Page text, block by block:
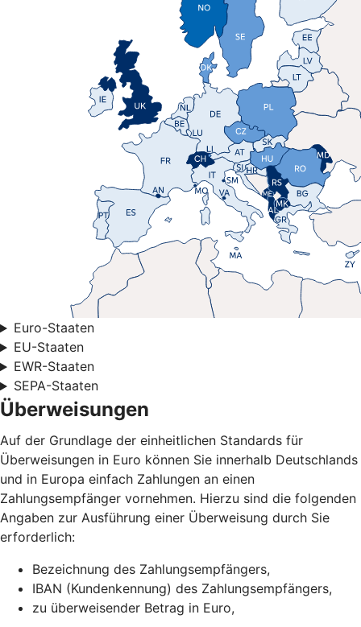
Euro-Staaten
EU-Staaten
EWR-Staaten
SEPA-Staaten
Überweisungen
Auf der Grundlage der einheitlichen Standards für
Überweisungen in Euro können Sie innerhalb Deutschlands
und in Europa einfach Zahlungen an einen
Zahlungsempfänger vornehmen. Hierzu sind die folgenden
Angaben zur Ausführung einer Überweisung durch Sie
erforderlich:
Bezeichnung des Zahlungsempfängers,
IBAN (Kundenkennung) des Zahlungsempfängers,
zu überweisender Betrag in Euro,